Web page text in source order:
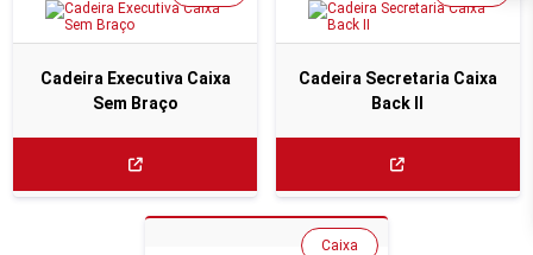
Cadeira Executiva Caixa
Sem Braço
Cadeira Secretaria Caixa
Back II
Caixa